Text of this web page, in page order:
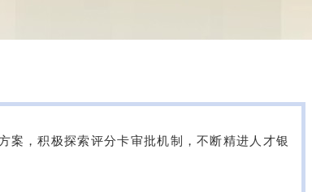
案，积极探索评分卡审批机制，不断精进人才银